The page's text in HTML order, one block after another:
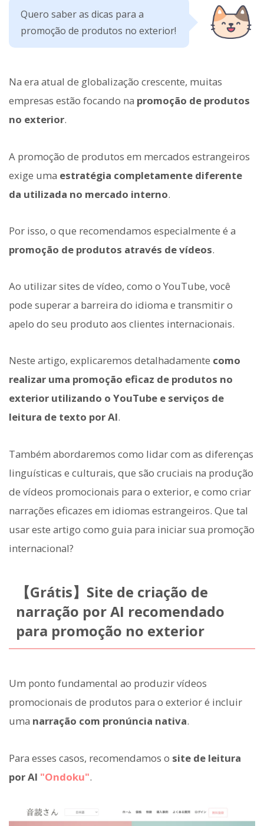
Quero saber as dicas para a
promoção de produtos no exterior!
Na era atual de globalização crescente, muitas
empresas estão focando na promoção de produtos
no exterior.
A promoção de produtos em mercados estrangeiros
exige uma estratégia completamente diferente
da utilizada no mercado interno.
Por isso, o que recomendamos especialmente é a
promoção de produtos através de vídeos.
Ao utilizar sites de vídeo, como o YouTube, você
pode superar a barreira do idioma e transmitir o
apelo do seu produto aos clientes internacionais.
Neste artigo, explicaremos detalhadamente como
realizar uma promoção eficaz de produtos no
exterior utilizando o YouTube e serviços de
leitura de texto por AI.
Também abordaremos como lidar com as diferenças
linguísticas e culturais, que são cruciais na produção
de vídeos promocionais para o exterior, e como criar
narrações eficazes em idiomas estrangeiros. Que tal
usar este artigo como guia para iniciar sua promoção
internacional?
【Grátis】Site de criação de
narração por AI recomendado
para promoção no exterior
Um ponto fundamental ao produzir vídeos
promocionais de produtos para o exterior é incluir
uma narração com pronúncia nativa.
Para esses casos, recomendamos o site de leitura
por AI "Ondoku".